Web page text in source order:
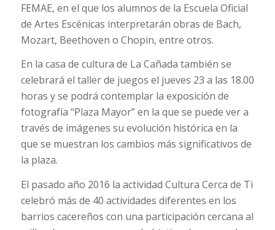
FEMAE, en el que los alumnos de la Escuela Oficial
de Artes Escénicas interpretarán obras de Bach,
Mozart, Beethoven o Chopin, entre otros.
En la casa de cultura de La Cañada también se
celebrará el taller de juegos el jueves 23 a las 18.00
horas y se podrá contemplar la exposición de
fotografía “Plaza Mayor” en la que se puede ver a
través de imágenes su evolución histórica en la
que se muestran los cambios más significativos de
la plaza.
El pasado año 2016 la actividad Cultura Cerca de Ti
celebró más de 40 actividades diferentes en los
barrios cacereños con una participación cercana al